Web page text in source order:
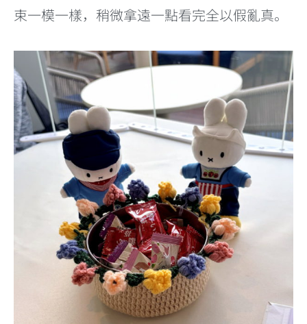
束一模一樣，稍微拿遠一點看完全以假亂真。